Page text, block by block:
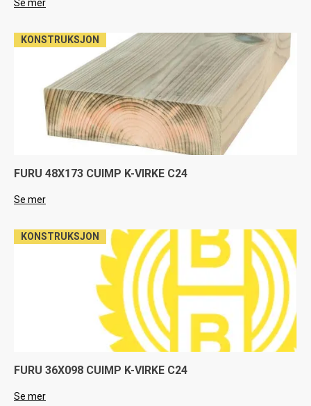
Se mer
KONSTRUKSJON
FURU 48X173 CUIMP K-VIRKE C24
Se mer
KONSTRUKSJON
FURU 36X098 CUIMP K-VIRKE C24
Se mer